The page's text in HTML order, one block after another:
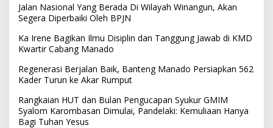
Jalan Nasional Yang Berada Di Wilayah Winangun, Akan
Segera Diperbaiki Oleh BPJN
Ka Irene Bagikan Ilmu Disiplin dan Tanggung Jawab di KMD
Kwartir Cabang Manado
Regenerasi Berjalan Baik, Banteng Manado Persiapkan 562
Kader Turun ke Akar Rumput
Rangkaian HUT dan Bulan Pengucapan Syukur GMIM
Syalom Karombasan Dimulai, Pandelaki: Kemuliaan Hanya
Bagi Tuhan Yesus